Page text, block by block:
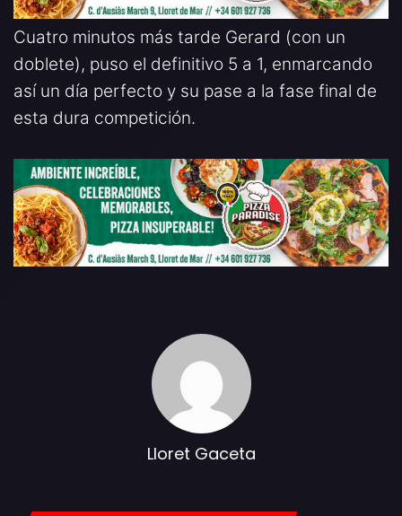
Cuatro minutos más tarde Gerard (con un
doblete), puso el definitivo 5 a 1, enmarcando
así un día perfecto y su pase a la fase final de
esta dura competición.
Lloret Gaceta